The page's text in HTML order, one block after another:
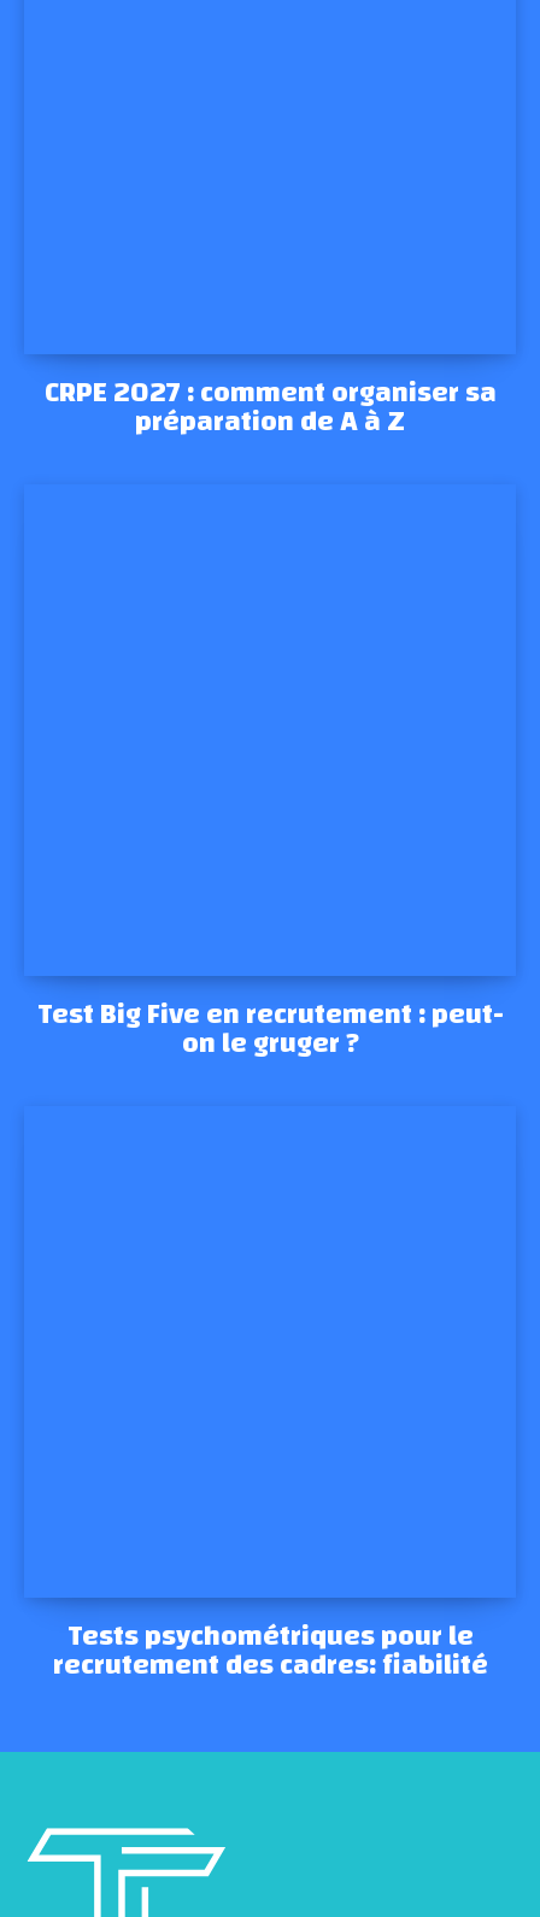
CRPE 2027 : comment organiser sa
préparation de A à Z
Test Big Five en recrutement : peut-
on le gruger ?
Tests psychométriques pour le
recrutement des cadres: fiabilité